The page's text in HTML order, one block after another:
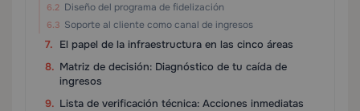
Diseño del programa de fidelización
Soporte al cliente como canal de ingresos
El papel de la infraestructura en las cinco áreas
Matriz de decisión: Diagnóstico de tu caída de
ingresos
Lista de verificación técnica: Acciones inmediatas